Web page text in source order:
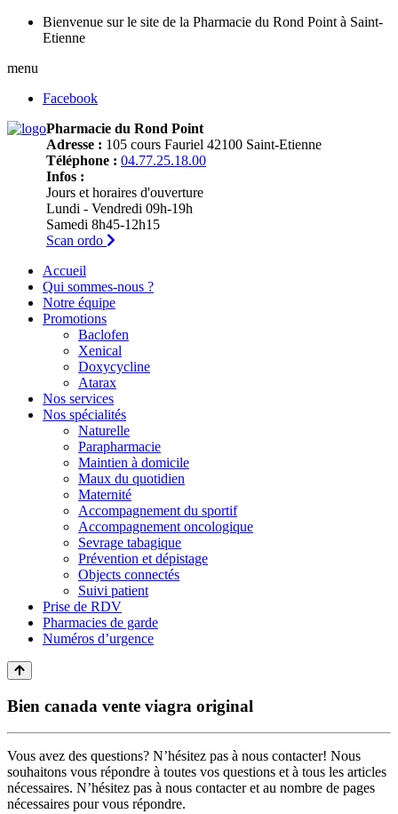
Bienvenue sur le site de la Pharmacie du Rond Point à Saint-
Etienne
menu
Facebook
Pharmacie du Rond Point
Adresse : 105 cours Fauriel 42100 Saint-Etienne
Téléphone : 04.77.25.18.00
Infos :
Jours et horaires d'ouverture
Lundi - Vendredi 09h-19h
Samedi 8h45-12h15
Scan ordo
Accueil
Qui sommes-nous ?
Notre équipe
Promotions
Baclofen
Xenical
Doxycycline
Atarax
Nos services
Nos spécialités
Naturelle
Parapharmacie
Maintien à domicile
Maux du quotidien
Maternité
Accompagnement du sportif
Accompagnement oncologique
Sevrage tabagique
Prévention et dépistage
Objects connectés
Suivi patient
Prise de RDV
Pharmacies de garde
Numéros d’urgence
Bien canada vente viagra original
Vous avez des questions? N’hésitez pas à nous contacter! Nous
souhaitons vous répondre à toutes vos questions et à tous les articles
nécessaires. N’hésitez pas à nous contacter et au nombre de pages
nécessaires pour vous répondre.